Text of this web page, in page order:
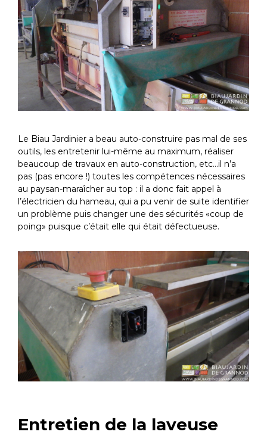
Le Biau Jardinier a beau auto-construire pas mal de ses
outils, les entretenir lui-même au maximum, réaliser
beaucoup de travaux en auto-construction, etc…il n’a
pas (pas encore !) toutes les compétences nécessaires
au paysan-maraîcher au top : il a donc fait appel à
l’électricien du hameau, qui a pu venir de suite identifier
un problème puis changer une des sécurités «coup de
poing» puisque c’était elle qui était défectueuse.
Entretien de la laveuse